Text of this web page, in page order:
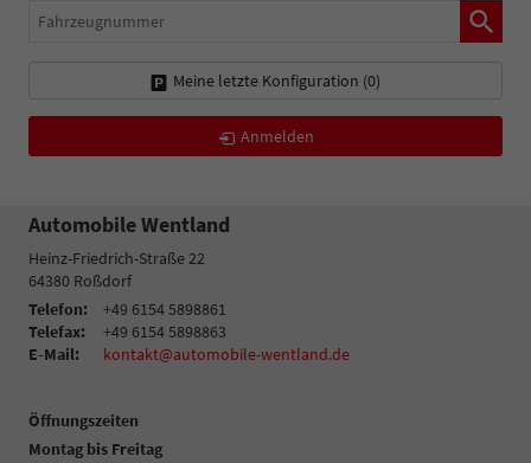
Fahrzeugnummer
Meine letzte Konfiguration (0)
Anmelden
Automobile Wentland
Heinz-Friedrich-Straße 22
64380 Roßdorf
Telefon:
+49 6154 5898861
Telefax:
+49 6154 5898863
E-Mail:
kontakt@automobile-wentland.de
Öffnungszeiten
Montag bis Freitag